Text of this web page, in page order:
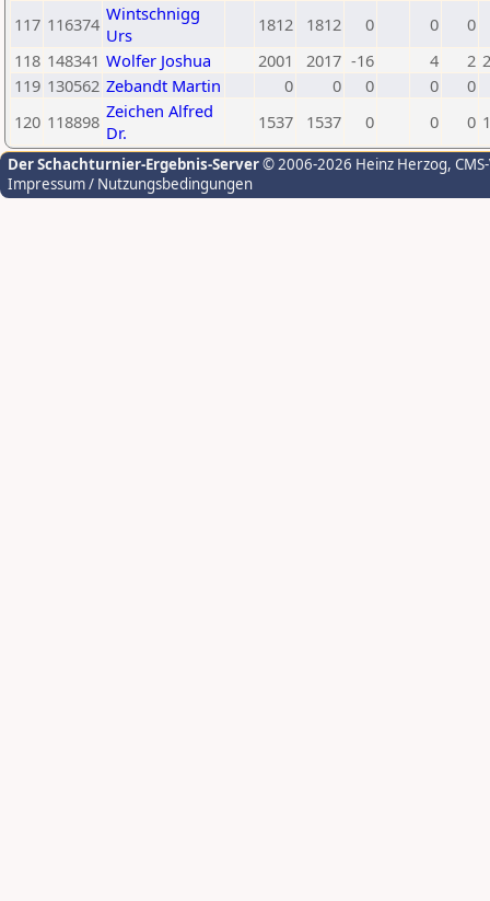
117 116374 Wintschnigg
Urs
1812 1812 0 0
0
118 148341 Wolfer Joshua 2001 2017 -16 4 2
119 130562 Zebandt Martin 0 0 0 0
0
120 118898 Zeichen Alfred
Dr.
1537 1537 0 0 0
Der Schachturnier-Ergebnis-Server© 2006-2026 Heinz Herzog,
Impressum / Nutzungsbedingungen